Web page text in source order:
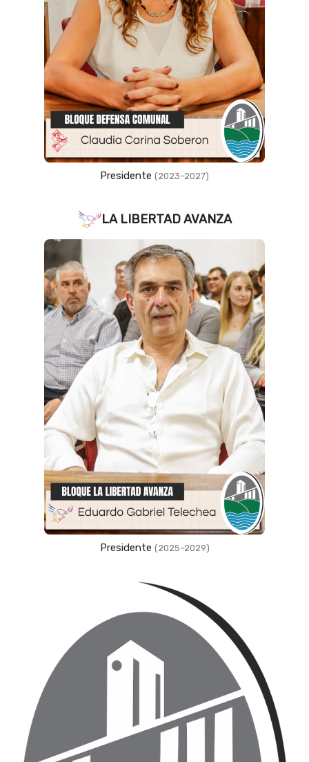
Presidente (2023–2027)
LA LIBERTAD AVANZA
Presidente (2025–2029)